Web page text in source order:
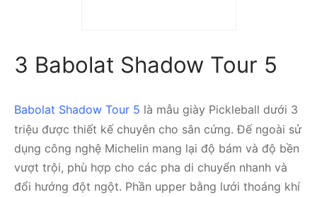
2.890.000
3 Babolat Shadow Tour 5
Babolat Shadow Tour 5 là mẫu giày Pickleball dưới 3
triệu được thiết kế chuyên cho sân cứng. Đế ngoài sử
dụng công nghệ Michelin mang lại độ bám và độ bền
vượt trội, phù hợp cho các pha di chuyển nhanh và
đổi hướng đột ngột. Phần upper bằng lưới thoáng khí